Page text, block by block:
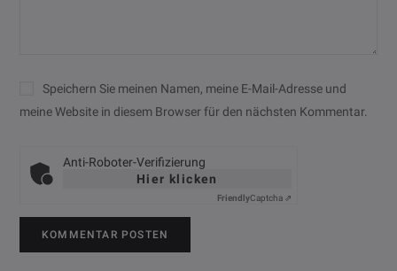
Speichern Sie meinen Namen, meine E-Mail-Adresse und
meine Website in diesem Browser für den nächsten Kommentar.
Anti-Roboter-Verifizierung
Hier klicken
FriendlyCaptcha ⇗